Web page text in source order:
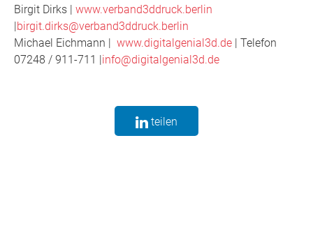
Birgit Dirks | www.verband3ddruck.berlin
|birgit.dirks@verband3ddruck.berlin
Michael Eichmann | www.digitalgenial3d.de | Telefon
07248 / 911-711 |info@digitalgenial3d.de
teilen